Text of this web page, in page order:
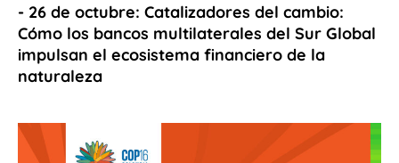
- 26 de octubre: Catalizadores del cambio:
Cómo los bancos multilaterales del Sur Global
impulsan el ecosistema financiero de la
naturaleza